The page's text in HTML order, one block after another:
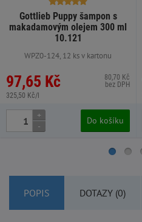
Gottlieb Puppy šampon s
makadamovým olejem 300 ml
10.121
WPZ0-124, 12 ks v kartonu
97,65 Kč
325,50 Kč/l
80,70 Kč
bez DPH
+
-
Do košíku
POPIS DOTAZY (0)